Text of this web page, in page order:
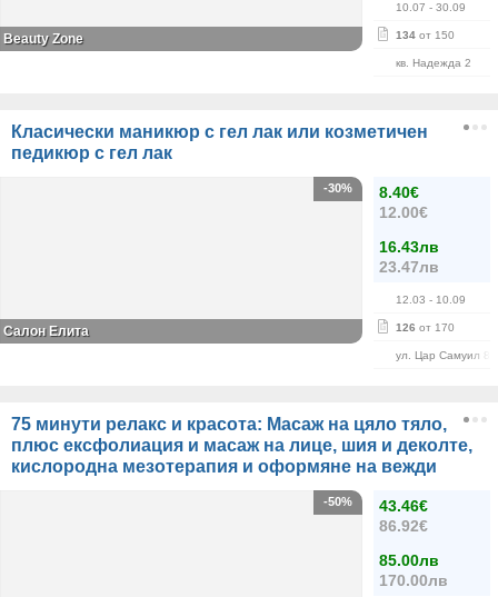
10.07 - 30.09
134 от 150
кв. Надежда 2
Beauty Zone
Класически маникюр с гел лак или козметичен
педикюр с гел лак
8.40€
12.00€
16.43лв
23.47лв
12.03 - 10.09
126 от 170
ул. Цар Самуил 84
-30%
Салон Елита
75 минути релакс и красота: Масаж на цяло тяло,
плюс ексфолиация и масаж на лице, шия и деколте,
кислородна мезотерапия и оформяне на вежди
43.46€
86.92€
85.00лв
170.00лв
-50%